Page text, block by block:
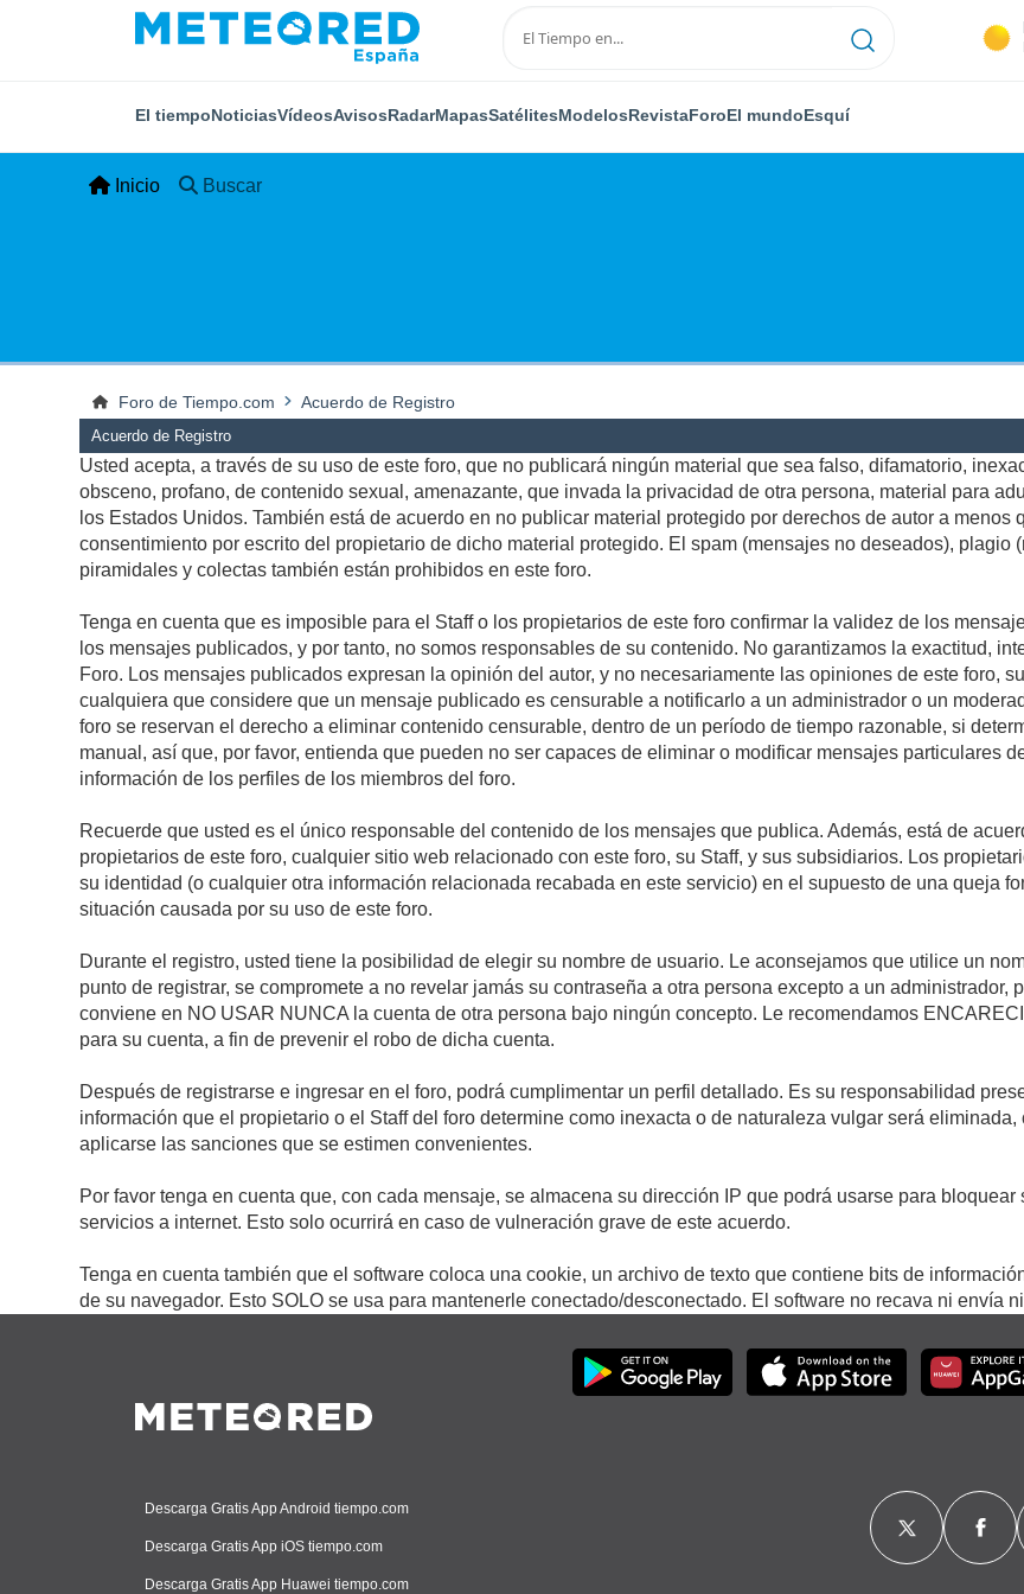
El tiempoNoticiasVídeosAvisosRadarMapasSatélitesModelosRevistaForoEl mundoEsquí
Inicio Buscar
Foro de Tiempo.com Acuerdo de Registro
Acuerdo de Registro
Usted acepta, a través de su uso de este foro, que no publicará ningún material que sea falso, difamatorio,
obsceno, profano, de contenido sexual, amenazante, que invada la privacidad de otra persona, material para
los Estados Unidos. También está de acuerdo en no publicar material protegido por derechos de autor a
consentimiento por escrito del propietario de dicho material protegido. El spam (mensajes no deseados),
piramidales y colectas también están prohibidos en este foro.
Tenga en cuenta que es imposible para el Staff o los propietarios de este foro confirmar la validez de los
los mensajes publicados, y por tanto, no somos responsables de su contenido. No garantizamos la exactitud,
Foro. Los mensajes publicados expresan la opinión del autor, y no necesariamente las opiniones de este foro,
cualquiera que considere que un mensaje publicado es censurable a notificarlo a un administrador o un
foro se reservan el derecho a eliminar contenido censurable, dentro de un período de tiempo razonable, si
manual, así que, por favor, entienda que pueden no ser capaces de eliminar o modificar mensajes particulares
información de los perfiles de los miembros del foro.
Recuerde que usted es el único responsable del contenido de los mensajes que publica. Además, está de
propietarios de este foro, cualquier sitio web relacionado con este foro, su Staff, y sus subsidiarios. Los
su identidad (o cualquier otra información relacionada recabada en este servicio) en el supuesto de una queja
situación causada por su uso de este foro.
Durante el registro, usted tiene la posibilidad de elegir su nombre de usuario. Le aconsejamos que utilice un
punto de registrar, se compromete a no revelar jamás su contraseña a otra persona excepto a un
conviene en NO USAR NUNCA la cuenta de otra persona bajo ningún concepto. Le recomendamos
para su cuenta, a fin de prevenir el robo de dicha cuenta.
Después de registrarse e ingresar en el foro, podrá cumplimentar un perfil detallado. Es su responsabilidad
información que el propietario o el Staff del foro determine como inexacta o de naturaleza vulgar será
aplicarse las sanciones que se estimen convenientes.
Por favor tenga en cuenta que, con cada mensaje, se almacena su dirección IP que podrá usarse para
servicios a internet. Esto solo ocurrirá en caso de vulneración grave de este acuerdo.
Tenga en cuenta también que el software coloca una cookie, un archivo de texto que contiene bits de
de su navegador. Esto SOLO se usa para mantenerle conectado/desconectado. El software no recava ni envía
Descarga Gratis App Android tiempo.com
Descarga Gratis App iOS tiempo.com
Descarga Gratis App Huawei tiempo.com